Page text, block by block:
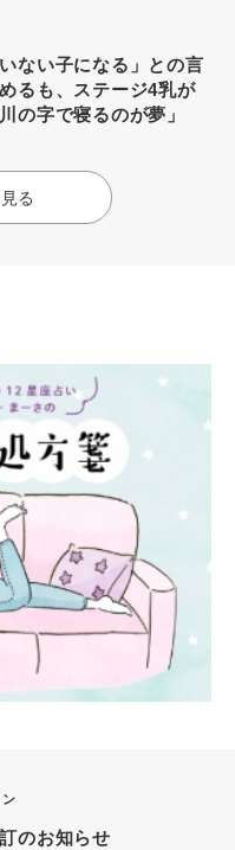
ない子になる」との言
るも、ステージ4乳が
の字で寝るのが夢」
る
ン
のお知らせ